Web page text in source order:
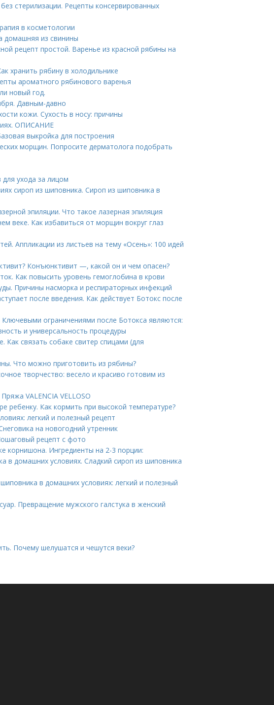
стерилизации. Рецепты консервированных
в косметологии
домашняя из свинины
рецепт простой. Варенье из красной рябины на
хранить рябину в холодильнике
ароматного рябинового варенья
новый год.
Давным-давно
кожи. Сухость в носу: причины
ОПИСАНИЕ
выкройка для построения
морщин. Попросите дерматолога подобрать
ухода за лицом
сироп из шиповника. Сироп из шиповника в
эпиляции. Что такое лазерная эпиляция
веке. Как избавиться от морщин вокруг глаз
Аппликации из листьев на тему «Осень»: 100 идей
Конъюнктивит —, какой он и чем опасен?
Как повысить уровень гемоглобина в крови
Причины насморка и респираторных инфекций
после введения. Как действует Ботокс после
ограничениями после Ботокса являются:
и универсальность процедуры
Как связать собаке свитер спицами (для
Что можно приготовить из рябины?
творчество: весело и красиво готовим из
VALENCIA VELLOSO
ребенку. Как кормить при высокой температуре?
легкий и полезный рецепт
на новогодний утренник
рецепт с фото
корнишона. Ингредиенты на 2-3 порции:
в домашних условиях. Сладкий сироп из шиповника
в домашних условиях: легкий и полезный
Превращение мужского галстука в женский
Почему шелушатся и чешутся веки?